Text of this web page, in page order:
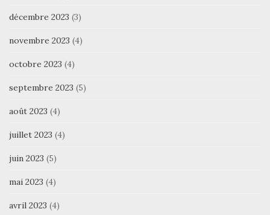
décembre 2023 (3)
novembre 2023 (4)
octobre 2023 (4)
septembre 2023 (5)
août 2023 (4)
juillet 2023 (4)
juin 2023 (5)
mai 2023 (4)
avril 2023 (4)